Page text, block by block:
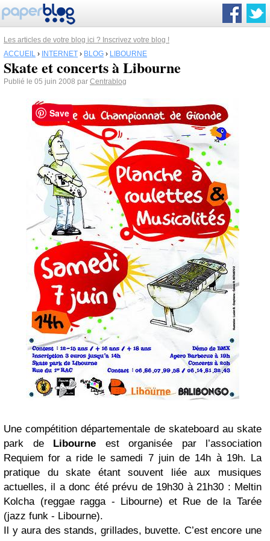
Les articles de votre blog ici ? Inscrivez votre blog !
ACCUEIL › INTERNET › BLOG › LIBOURNE
Skate et concerts à Libourne
Publié le 05 juin 2008 par Centrablog
Une compétition départementale de skateboard au skate
park de Libourne est organisée par l’association
Requiem for a ride le samedi 7 juin de 14h à 19h. La
pratique du skate étant souvent liée aux musiques
actuelles, il a donc été prévu de 19h30 à 21h30 : Meltin
Kolcha (reggae ragga - Libourne) et Rue de la Tarée
(jazz funk - Libourne).
Il y aura des stands, grillades, buvette. C’est encore une
Save